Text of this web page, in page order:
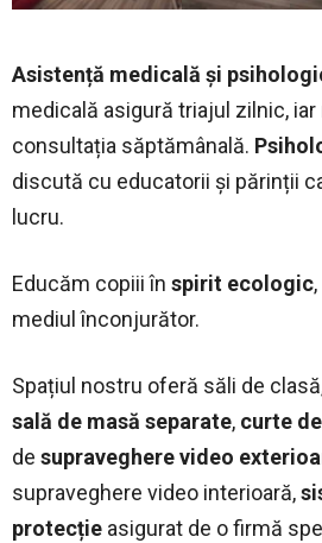
Asistență medicală și
medicală asigură triajul zilnic,
consultația săptămânală.
discută cu educatorii și părinții
lucru.
Educăm copiii în spirit ecologic
mediul înconjurător.
Spațiul nostru oferă săli de
sală de masă separate, curte
de supraveghere video
supraveghere video interioară,s
protecție asigurat de o firmă